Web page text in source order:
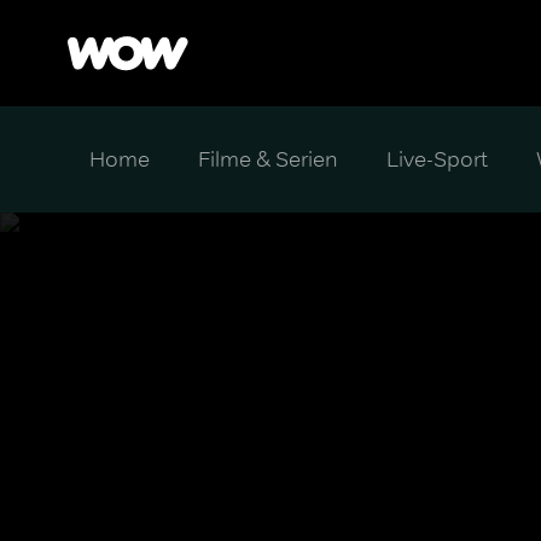
Home Filme & Serien Live-Sport